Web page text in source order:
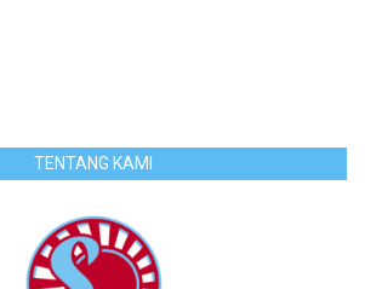
TENTANG KAMI